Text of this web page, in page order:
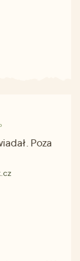
Poza